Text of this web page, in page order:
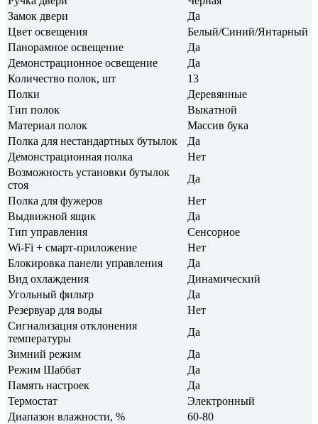
Замок двери
Да
Цвет освещения
Белый/Синий/Янтарный
Панорамное освещение
Да
Демонстрационное освещение
Да
Количество полок, шт
13
Полки
Деревянные
Тип полок
Выкатной
Материал полок
Массив бука
Полка для нестандартных бутылок
Да
Демонстрационная полка
Нет
Возможность установки бутылок
стоя
Да
Полка для фужеров
Нет
Выдвижной ящик
Да
Тип управления
Сенсорное
Wi-Fi + смарт-приложение
Нет
Блокировка панели управления
Да
Вид охлаждения
Динамический
Угольный фильтр
Да
Резервуар для воды
Нет
Сигнализация отклонения
температуры
Да
Зимний режим
Да
Режим Шаббат
Да
Память настроек
Да
Термостат
Электронный
Диапазон влажности, %
60-80